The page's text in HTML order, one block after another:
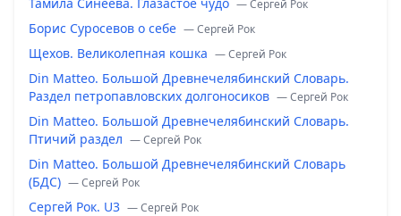
— Сергей Рок
Борис Суросевов о себе — Сергей Рок
Щехов. Великолепная кошка — Сергей Рок
Din Matteo. Большой Древнечелябинский Словарь.
Раздел петропавловских долгоносиков — Сергей Рок
Din Matteo. Большой Древнечелябинский Словарь.
Птичий раздел — Сергей Рок
Din Matteo. Большой Древнечелябинский Словарь
(БДС) — Сергей Рок
Сергей Рок. U3 — Сергей Рок